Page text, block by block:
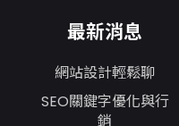
最新消息
網站設計輕鬆聊
SEO關鍵字優化與行
銷